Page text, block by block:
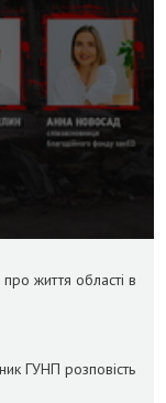
життя області в
ГУНП розповість